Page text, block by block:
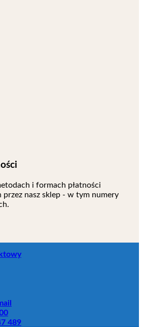
i formach płatności
przez nasz sklep - w tym numery
489